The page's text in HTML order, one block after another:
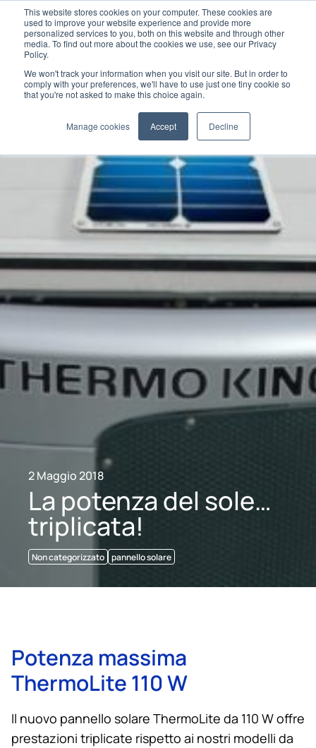
This website stores cookies on your computer. These cookies are
used to improve your website experience and provide more
personalized services to you, both on this website and through other
media. To find out more about the cookies we use, see our Privacy
Policy.
We won't track your information when you visit our site. But in order to
comply with your preferences, we'll have to use just one tiny cookie so
that you're not asked to make this choice again.
Manage cookies Accept Decline
2 Maggio 2018
La potenza del sole…
triplicata!
Non categorizzato pannello solare
Potenza massima
ThermoLite 110 W
Il nuovo pannello solare ThermoLite da 110 W offre
prestazioni triplicate rispetto ai nostri modelli da